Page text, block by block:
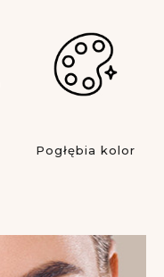
Pogłębia kolor